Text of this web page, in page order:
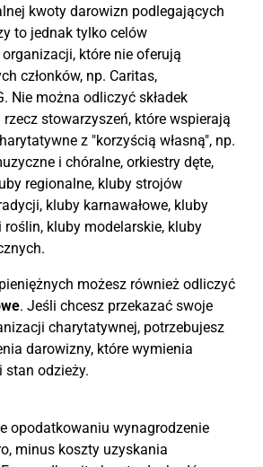
kwoty darowizn podlegających
to jednak tylko celów
które nie oferują
członków, np. Caritas,
Nie można odliczyć składek
stowarzyszeń, które wspierają
z "korzyścią własną", np.
i chóralne, orkiestry dęte,
regionalne, kluby strojów
kluby karnawałowe, kluby
kluby modelarskie, kluby
możesz również odliczyć
. Jeśli chcesz przekazać swoje
charytatywnej, potrzebujesz
darowizny, które wymienia
stan odzieży.
opodatkowaniu wynagrodzenie
minus koszty uzyskania